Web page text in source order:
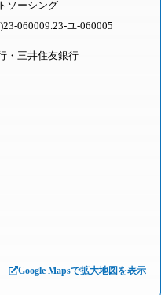
ソーシング
060009.23-ユ-060005
・三井住友銀行
Google Mapsで拡大地図を表示